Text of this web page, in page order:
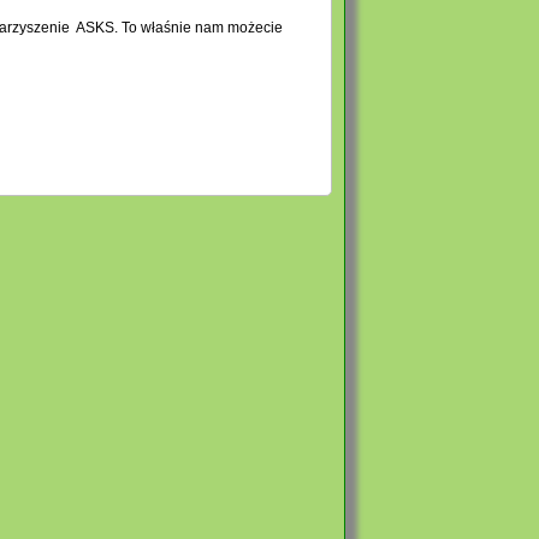
ASKS. To właśnie nam możecie